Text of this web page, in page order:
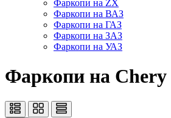
Фаркопи на ZX
Фаркопи на ВАЗ
Фаркопи на ГАЗ
Фаркопи на ЗАЗ
Фаркопи на УАЗ
Фаркопи на Chery